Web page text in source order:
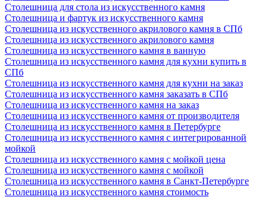
Столешница для стола из искусственного камня
Столешница и фартук из искусственного камня
Столешница из искусственного акрилового камня в СПб
Столешница из искусственного акрилового камня
Столешница из искусственного камня в ванную
Столешница из искусственного камня для кухни купить в
СПб
Столешница из искусственного камня для кухни на заказ
Столешница из искусственного камня заказать в СПб
Столешница из искусственного камня на заказ
Столешница из искусственного камня от производителя
Столешница из искусственного камня в Петербурге
Столешница из искусственного камня с интегрированной
мойкой
Столешница из искусственного камня с мойкой цена
Столешница из искусственного камня с мойкой
Столешница из искусственного камня в Санкт-Петербурге
Столешница из искусственного камня стоимость